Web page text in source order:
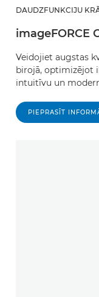
DAUDZFUNKCIJU
imageFORCE
Veidojiet augstas
birojā, optimizējot
intuitīvu un
PIEPRASĪT